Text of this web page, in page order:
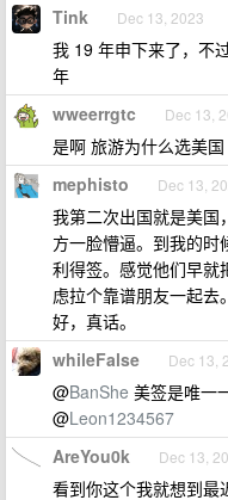
Tink Dec 13, 2023
我 19 年申下来了，不
年
wweerrgtc Dec 13,
是啊 旅游为什么选美国
mephisto Dec 13,
我第二次出国就是美国
方一脸懵逼。到我的
利得签。感觉他们早就
虑拉个靠谱朋友一起
好，真话。
whileFalse Dec 13,
@BanShe 美签是唯一
@Leon1234567
AreYou0k Dec 13,
看到你这个我就想到最